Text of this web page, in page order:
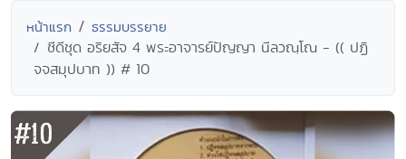
หน้าแรก ธรรมบรรยาย
ซีดีชุด อริยสัจ 4 พระอาจารย์ปัญญา นีลวณฺโณ - (( ปฏิ
จจสมุปบาท )) # 10